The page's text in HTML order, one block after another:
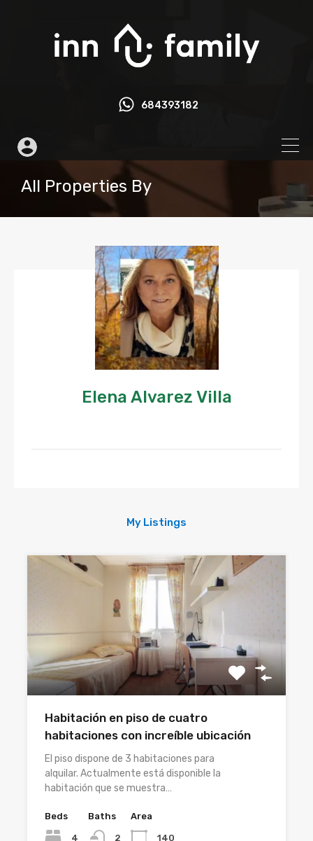
684393182
All Properties By
Elena Alvarez Villa
My Listings
Habitación en piso de cuatro
habitaciones con increíble ubicación
El piso dispone de 3 habitaciones para
alquilar. Actualmente está disponible la
habitación que se muestra…
Beds
4
Baths
2
Area
140